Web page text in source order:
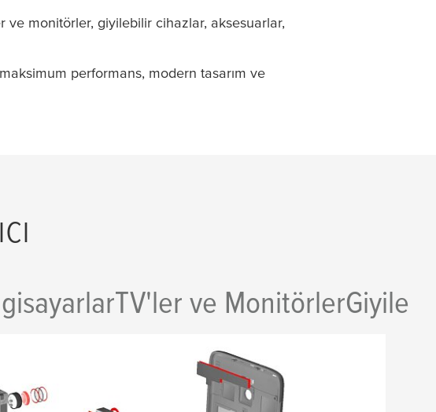
ve monitörler, giyilebilir cihazlar, aksesuarlar,
performans, modern tasarım ve
TV'ler ve Monitörler